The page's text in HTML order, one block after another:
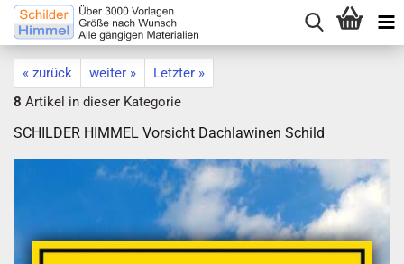
« zurück weiter »
Letzter »
8 Artikel in dieser Kategorie
SCHILDER HIMMEL Vorsicht Dachlawinen Schild